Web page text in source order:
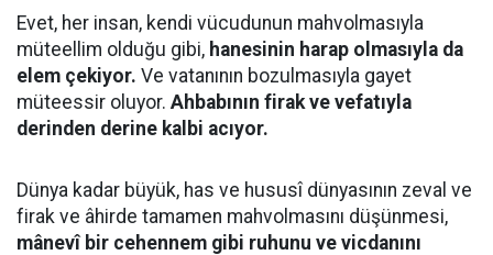
Evet, her insan, kendi vücudunun mahvolmasıyla
müteellim olduğu gibi, hanesinin harap olmasıyla da
elem çekiyor. Ve vatanının bozulmasıyla gayet
müteessir oluyor. Ahbabının firak ve vefatıyla
derinden derine kalbi acıyor.
Dünya kadar büyük, has ve hususî dünyasının zeval ve
firak ve âhirde tamamen mahvolmasını düşünmesi,
mânevî bir cehennem gibi ruhunu ve vicdanını